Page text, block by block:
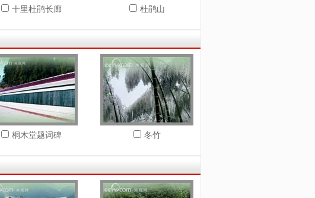
十里杜鹃长廊 杜鹃山
桐木堂题词碑 冬竹